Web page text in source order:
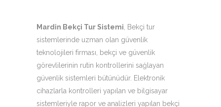
Mardin Bekçi Tur Sistemi , Bekçi tur
sistemlerinde uzman olan güvenlik
teknolojileri firması, bekçi ve güvenlik
görevlilerinin rutin kontrollerini sağlayan
güvenlik sistemleri bütünüdür. Elektronik
cihazlarla kontrolleri yapılan ve bilgisayar
sistemleriyle rapor ve analizleri yapılan bekçi